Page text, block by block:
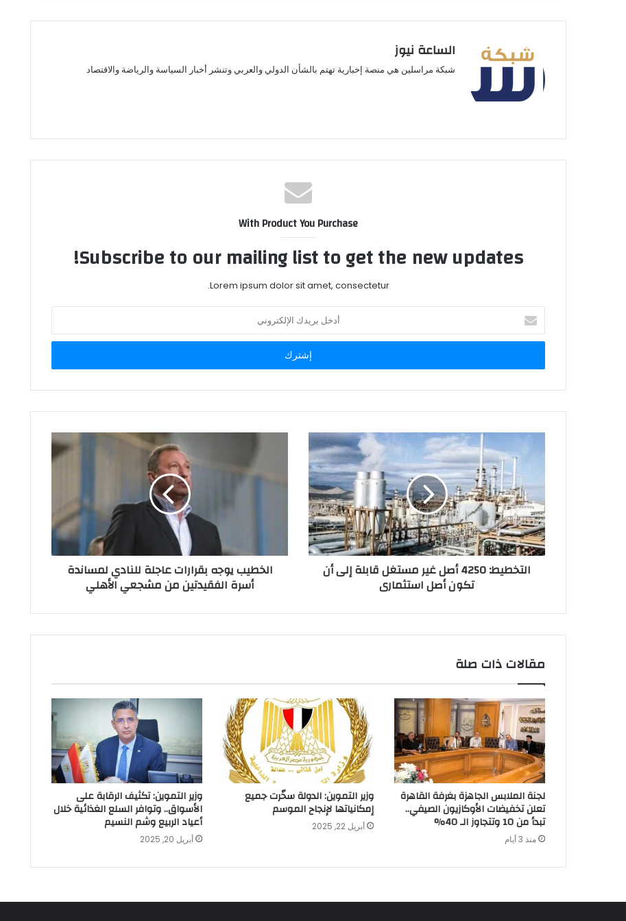
الساعة نيوز
شبكة مراسلين هي منصة إخبارية تهتم بالشأن الدولي والعربي وتنشر أخبار السياسة والرياضة والاقتصاد
With Product You Purchase
Subscribe to our mailing list to get the new updates!
Lorem ipsum dolor sit amet, consectetur.
بريدك
الإلكتروني
التخطيط: 4250 أصل غير مستغل قابلة إلى أن
تكون أصل استثمارى
الخطيب يوجه بقرارات عاجلة للنادي لمساندة
أسرة الفقيدتين من مشجعي الأهلي
مقالات ذات صلة
لجنة الملابس الجاهزة بغرفة القاهرة
تعلن تخفيضات الأوكازيون الصيفي..
تبدأ من 10 وتتجاوز الـ 40%
منذ 3 أيام
وزير التموين: الدولة سخّرت جميع
إمكانياتها لإنجاح الموسم
أبريل 22, 2025
وزير التموين: تكثيف الرقابة على
الأسواق.. وتوافر السلع الغذائية خلال
أعياد الربيع وشم النسيم
أبريل 20, 2025